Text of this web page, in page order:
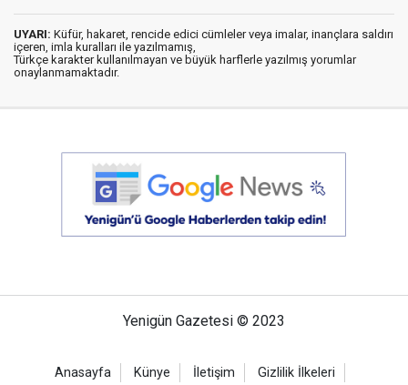
UYARI: Küfür, hakaret, rencide edici cümleler veya imalar, inançlara saldırı
içeren, imla kuralları ile yazılmamış,
Türkçe karakter kullanılmayan ve büyük harflerle yazılmış yorumlar
onaylanmamaktadır.
Yenigün Gazetesi © 2023
Anasayfa Künye İletişim
Gizlilik İlkeleri